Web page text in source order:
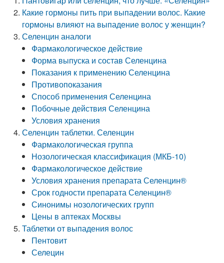
Какие гормоны пить при выпадении волос. Какие
гормоны влияют на выпадение волос у женщин?
Селенцин аналоги
Фармакологическое действие
Форма выпуска и состав Селенцина
Показания к применению Селенцина
Противопоказания
Способ применения Селенцина
Побочные действия Селенцина
Условия хранения
Селенцин таблетки. Селенцин
Фармакологическая группа
Нозологическая классификация (МКБ-10)
Фармакологическое действие
Условия хранения препарата Селенцин®
Срок годности препарата Селенцин®
Синонимы нозологических групп
Цены в аптеках Москвы
Таблетки от выпадения волос
Пентовит
Селецин